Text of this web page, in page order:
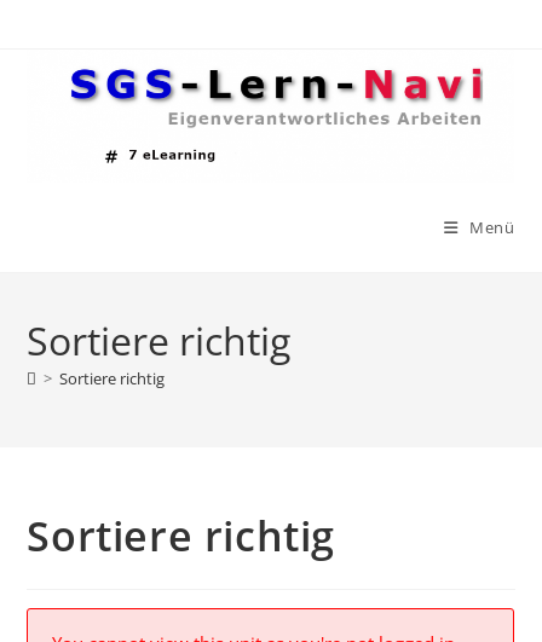
Menü
Sortiere richtig
> Sortiere richtig
Sortiere richtig